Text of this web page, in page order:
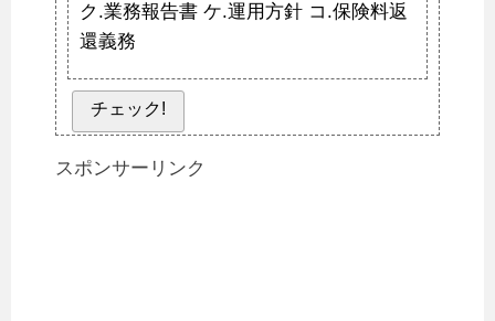
ク.業務報告書 ケ.運用方針 コ.保険料返
還義務
チェック!
スポンサーリンク